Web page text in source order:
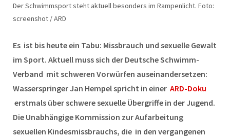
Der Schwimmsport steht aktuell besonders im Rampenlicht. Foto:
screenshot / ARD
Es ist bis heute ein Tabu: Missbrauch und sexuelle Gewalt
im Sport. Aktuell muss sich der Deutsche Schwimm-
Verband mit schweren Vorwürfen auseinandersetzen:
Wasserspringer Jan Hempel spricht in einer ARD-Doku
erstmals über schwere sexuelle Übergriffe in der Jugend.
Die Unabhängige Kommission zur Aufarbeitung
sexuellen Kindesmissbrauchs, die in den vergangenen